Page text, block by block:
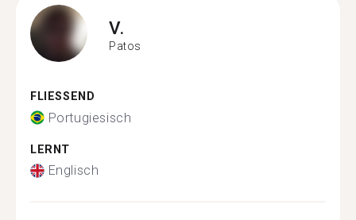
V.
Patos
FLIESSEND
Portugiesisch
LERNT
Englisch